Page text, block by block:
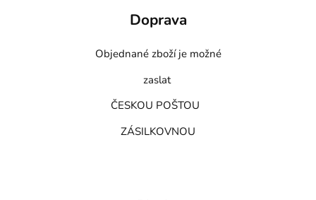
Doprava
Objednané zboží je možné
zaslat
ČESKOU POŠTOU
ZÁSILKOVNOU